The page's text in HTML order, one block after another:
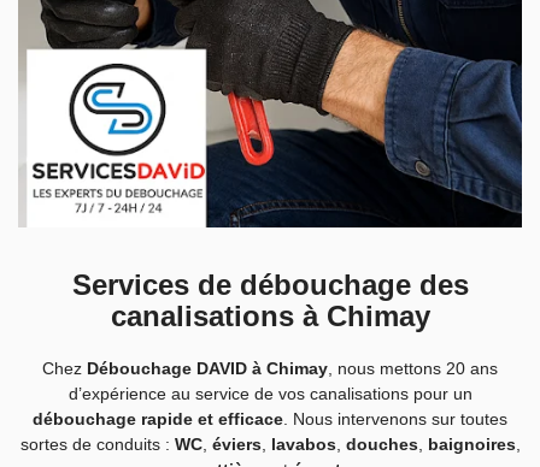
Services de débouchage des
canalisations à Chimay
Chez Débouchage DAVID à Chimay, nous mettons 20 ans
d’expérience au service de vos canalisations pour un
débouchage rapide et efficace. Nous intervenons sur toutes
sortes de conduits : WC, éviers, lavabos, douches, baignoires,